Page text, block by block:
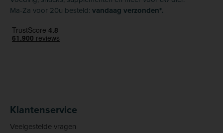
Ma-Za voor 20u besteld: vandaag verzonden*.
Klantenservice
Veelgestelde vragen